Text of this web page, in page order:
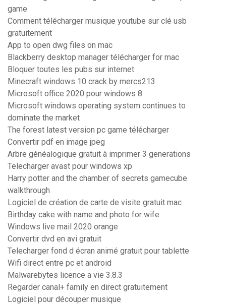
game
Comment télécharger musique youtube sur clé usb
gratuitement
App to open dwg files on mac
Blackberry desktop manager télécharger for mac
Bloquer toutes les pubs sur internet
Minecraft windows 10 crack by mercs213
Microsoft office 2020 pour windows 8
Microsoft windows operating system continues to
dominate the market
The forest latest version pc game télécharger
Convertir pdf en image jpeg
Arbre généalogique gratuit à imprimer 3 generations
Telecharger avast pour windows xp
Harry potter and the chamber of secrets gamecube
walkthrough
Logiciel de création de carte de visite gratuit mac
Birthday cake with name and photo for wife
Windows live mail 2020 orange
Convertir dvd en avi gratuit
Telecharger fond d écran animé gratuit pour tablette
Wifi direct entre pc et android
Malwarebytes licence a vie 3.8.3
Regarder canal+ family en direct gratuitement
Logiciel pour découper musique